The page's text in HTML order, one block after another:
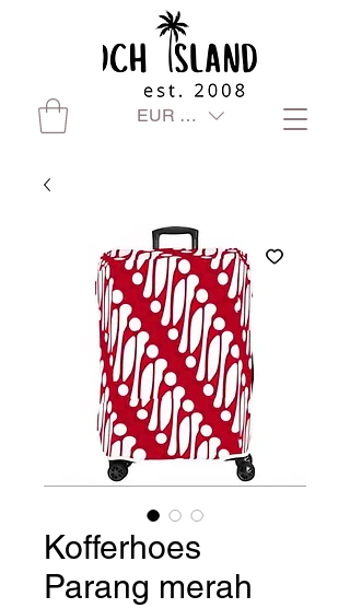
EUR (€)
Kofferhoes
Parang merah